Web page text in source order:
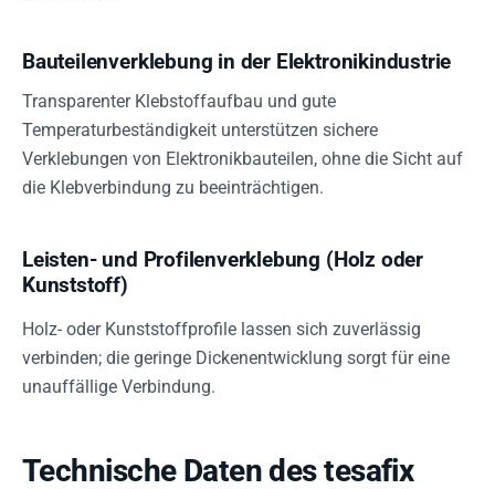
Bauteilenverklebung in der Elektronikindustrie
Transparenter Klebstoffaufbau und gute
Temperaturbeständigkeit unterstützen sichere
Verklebungen von Elektronikbauteilen, ohne die Sicht auf
die Klebverbindung zu beeinträchtigen.
Leisten- und Profilenverklebung (Holz oder
Kunststoff)
Holz- oder Kunststoffprofile lassen sich zuverlässig
verbinden; die geringe Dickenentwicklung sorgt für eine
unauffällige Verbindung.
Technische Daten des tesafix